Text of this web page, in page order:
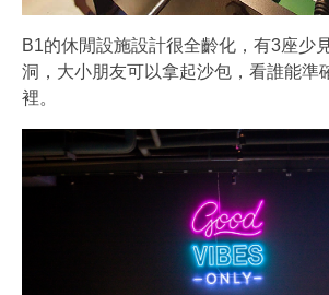
B1的休閒設施設計很全齡化，有3座少
洞，大小朋友可以拿起沙包，看誰能準
裡。